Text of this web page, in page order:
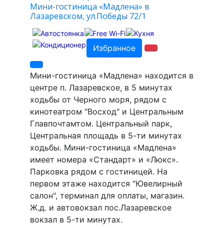
Мини-гостиница «Мадлена» в
Лазаревском, ул.Победы 72/1
Избранное
Мини-гостиница «Мадлена» находится в
центре п. Лазаревское, в 5 минутах
ходьбы от Черного моря, рядом с
кинотеатром "Восход" и Центральным
Главпочтамтом. Центральный парк,
Центральная площадь в 5-ти минутах
ходьбы. Мини-гостиница «Мадлена»
имеет номера «Стандарт» и «Люкс».
Парковка рядом с гостиницей. На
первом этаже находится "Ювелирный
салон", терминал для оплаты, магазин.
Ж.д. и автовокзал пос.Лазаревское
вокзал в 5-ти минутах.